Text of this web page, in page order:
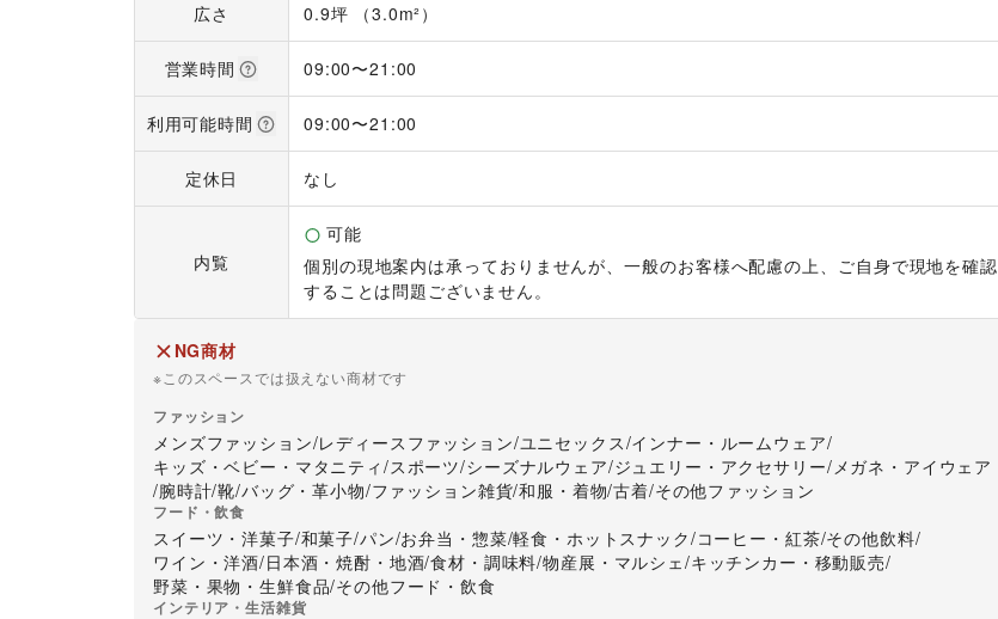
広さ 0.9坪 （3.0m²）
営業時間 09:00〜21:00
利用可能時間 09:00〜21:00
定休日 なし
内覧
可能
個別の現地案内は承っておりませんが、一般のお客様へ配慮の上、ご自身で現地を確認
することは問題ございません。
NG商材
※このスペースでは扱えない商材です
ファッション
メンズファッション/レディースファッション/ユニセックス/インナー・ルームウェア/
キッズ・ベビー・マタニティ /スポーツ/シーズナルウェア/ジュエリー・アクセサリー/メガネ・アイウェア
/腕時計/靴/バッグ・革小物/ファッション雑貨/和服・着物/古着/その他ファッション
フード・飲食
スイーツ・洋菓子/和菓子/パン/お弁当・惣菜/軽食・ホットスナック/コーヒー・紅茶/その他飲料/
ワイン・洋酒/日本酒・焼酎・地酒/食材・調味料/物産展・マルシェ/キッチンカー・移動販売/
野菜・果物・生鮮食品/その他フード・飲食
インテリア・生活雑貨